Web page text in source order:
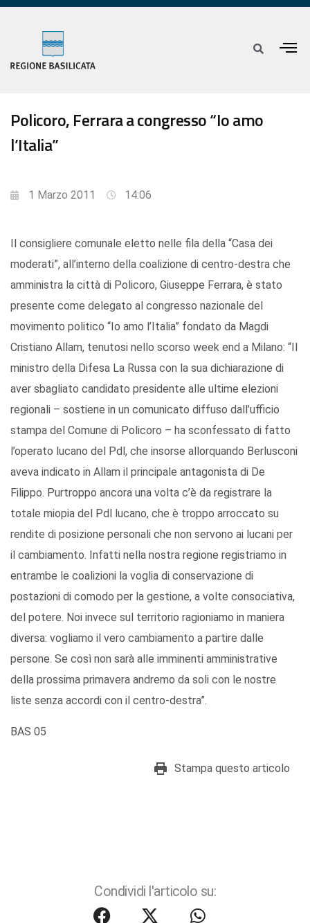
Policoro, Ferrara a congresso “Io amo
l’Italia”
1 Marzo 2011 14:06
Il consigliere comunale eletto nelle fila della “Casa dei
moderati”, all’interno della coalizione di centro-destra che
amministra la città di Policoro, Giuseppe Ferrara, è stato
presente come delegato al congresso nazionale del
movimento politico “Io amo l’Italia” fondato da Magdi
Cristiano Allam, tenutosi nello scorso week end a Milano: “Il
ministro della Difesa La Russa con la sua dichiarazione di
aver sbagliato candidato presidente alle ultime elezioni
regionali – sostiene in un comunicato diffuso dall’ufficio
stampa del Comune di Policoro – ha sconfessato di fatto
l’operato lucano del Pdl, che insorse allorquando Berlusconi
aveva indicato in Allam il principale antagonista di De
Filippo. Purtroppo ancora una volta c’è da registrare la
totale miopia del Pdl lucano, che è troppo arroccato su
rendite di posizione personali che non servono ai lucani per
il cambiamento. Infatti nella nostra regione registriamo in
entrambe le coalizioni la voglia di conservazione di
postazioni di comodo per la gestione, a volte consociativa,
del potere. Noi invece sul territorio ragioniamo in maniera
diversa: vogliamo il vero cambiamento a partire dalle
persone. Se così non sarà alle imminenti amministrative
della prossima primavera andremo da soli con le nostre
liste senza accordi con il centro-destra”.
BAS 05
Stampa questo articolo
Condividi l'articolo su: